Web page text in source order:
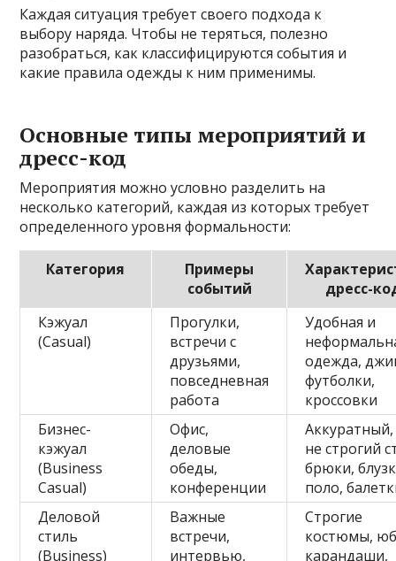
Каждая ситуация требует своего подхода к
выбору наряда. Чтобы не теряться, полезно
разобраться, как классифицируются события и
какие правила одежды к ним применимы.
Основные типы мероприятий и
дресс-код
Мероприятия можно условно разделить на
несколько категорий, каждая из которых требует
определенного уровня формальности:
Категория
Примеры
событий
дресс-
Кэжуал
(Casual)
Прогулки,
встречи с
друзьями,
повседневная
работа
Удобная и
одежда,
футболки,
кроссовки
Бизнес-
кэжуал
(Business
Casual)
Офис,
деловые
обеды,
конференции
не строгий
брюки,
поло,
Деловой
стиль
(Business)
Важные
встречи,
интервью,
Строгие
костюмы,
карандаши,